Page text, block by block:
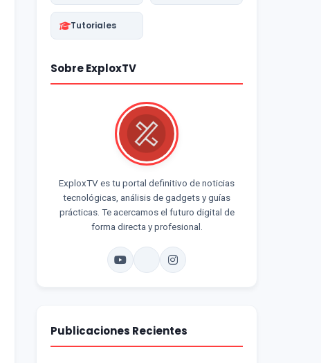
Tutoriales
Sobre ExploxTV
ExploxTV es tu portal definitivo de noticias
tecnológicas, análisis de gadgets y guías
prácticas. Te acercamos el futuro digital de
forma directa y profesional.
Publicaciones Recientes